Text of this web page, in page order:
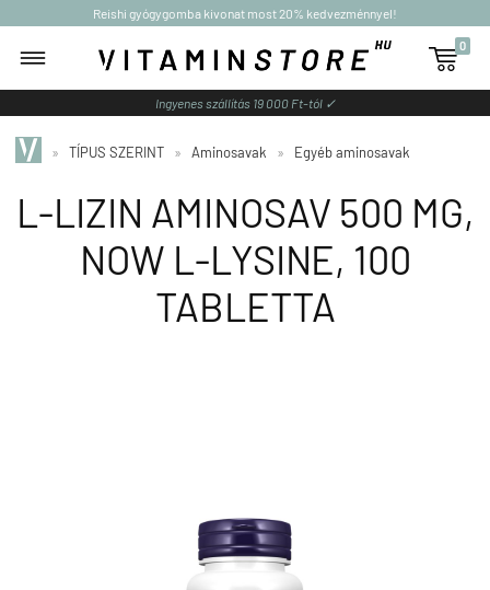
Reishi gyógygomba kivonat most 20% kedvezménnyel!

0
Ingyenes szállítás 19 000 Ft-tól ✓
» TÍPUS SZERINT » Aminosavak » Egyéb aminosavak
L-LIZIN AMINOSAV 500 MG,
NOW L-LYSINE, 100
TABLETTA